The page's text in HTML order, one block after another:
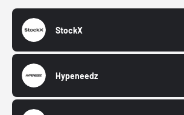
StockX
Hypeneedz